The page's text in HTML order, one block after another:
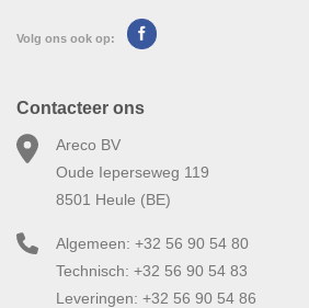
Volg ons ook op:
Contacteer ons
Areco BV
Oude Ieperseweg 119
8501 Heule (BE)
Algemeen: +32 56 90 54 80
Technisch: +32 56 90 54 83
Leveringen: +32 56 90 54 86